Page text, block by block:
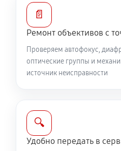
Устранение механических
Ремонт электроники
f/4L IS USM
810 руб
Ремонт передней линзы
📄
Ремонт объективов с
Проверяем автофокус,
оптические группы и
источник неисправности
🔍
Удобно передать в